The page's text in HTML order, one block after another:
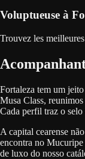
Voluptueuse à
Trouvez les
Fortaleza tem um
Musa Class,
Cada perfil traz o
A capital cearense
encontra no Mucuripe
de luxo do nosso